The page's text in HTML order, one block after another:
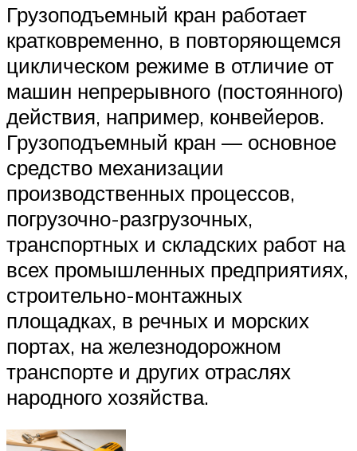
Грузоподъемный кран работает
кратковременно, в повторяющемся
циклическом режиме в отличие от
машин непрерывного (постоянного)
действия, например, конвейеров.
Грузоподъемный кран — основное
средство механизации
производственных процессов,
погрузочно-разгрузочных,
транспортных и складских работ на
всех промышленных предприятиях,
строительно-монтажных
площадках, в речных и морских
портах, на железнодорожном
транспорте и других отраслях
народного хозяйства.